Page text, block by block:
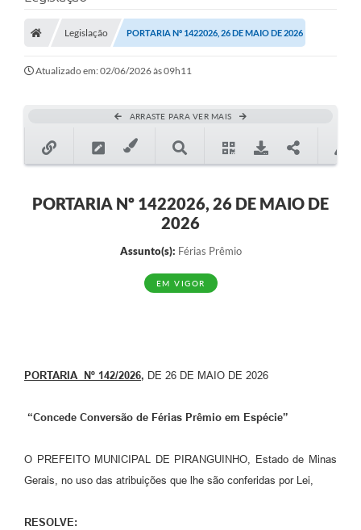
Legislação PORTARIA Nº 1422026, 26 DE MAIO DE 2026
Atualizado em: 02/06/2026 às 09h11
ARRASTE PARA VER MAIS
PORTARIA Nº 1422026, 26 DE MAIO DE
2026
Assunto(s): Férias Prêmio
EM VIGOR
PORTARIA Nº 142/2026, DE 26 DE MAIO DE 2026
“Concede Conversão de Férias Prêmio em Espécie”
O PREFEITO MUNICIPAL DE PIRANGUINHO, Estado de Minas
Gerais, no uso das atribuições que lhe são conferidas por Lei,
RESOLVE: